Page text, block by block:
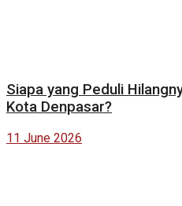
Siapa yang Peduli
Kota Denpasar?
11 June 2026